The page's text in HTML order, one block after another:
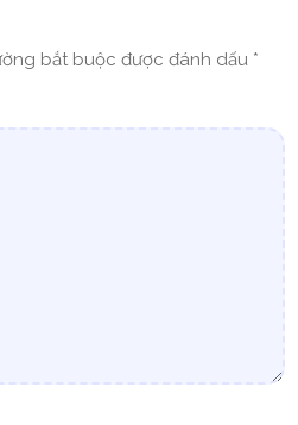
bắt buộc được đánh dấu *